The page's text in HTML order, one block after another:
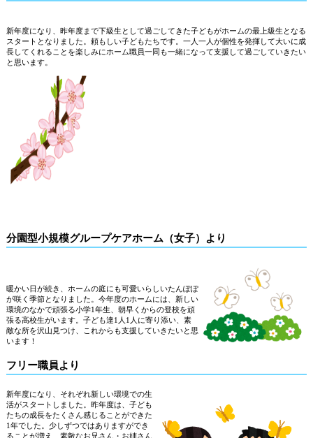
新年度になり、昨年度まで下級生として過ごしてきた子どもがホームの最上級生となる
スタートとなりました。頼もしい子どもたちです。一人一人が個性を発揮して大いに成
長してくれることを楽しみにホーム職員一同も一緒になって支援して過ごしていきたい
と思います。
分園型小規模グループケアホーム（女子）より
暖かい日が続き、ホームの庭にも可愛いらしいたんぽぽ
が咲く季節となりました。今年度のホームには、新しい
環境のなかで頑張る小学1 年生、朝早くからの登校を頑
張る高校生がいます。子ども達1 人 1 人に寄り添い、素
敵な所を沢山見つけ、これからも支援していきたいと思
います！
フリー職員より
新年度になり、それぞれ新しい環境での生
活がスタートしました。昨年度は、子ども
たちの成長をたくさん感じることができた
1年でした。少しずつではありますができ
ることが増え、素敵なお兄さん・お姉さん